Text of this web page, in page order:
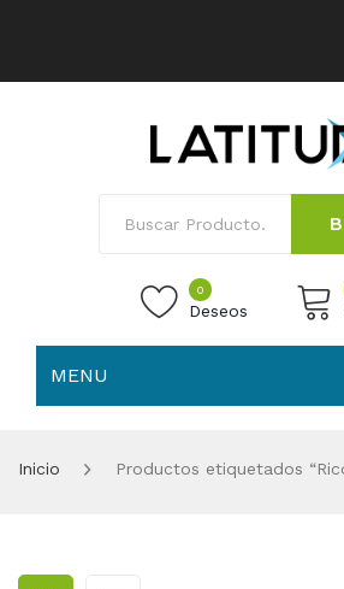
0
Deseos
MENU
BLOG
Inicio Productos etiquetados